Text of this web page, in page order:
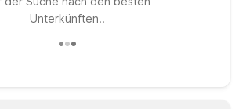
Unterkünften..